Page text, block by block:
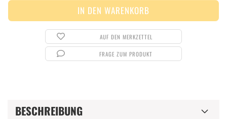
AUF DEN MERKZETTEL
FRAGE ZUM PRODUKT
BESCHREIBUNG